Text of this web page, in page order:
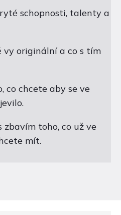
schopnosti, talenty a
vy originální a co s tím
co chcete aby se ve
zbavím toho, co už ve
mít.